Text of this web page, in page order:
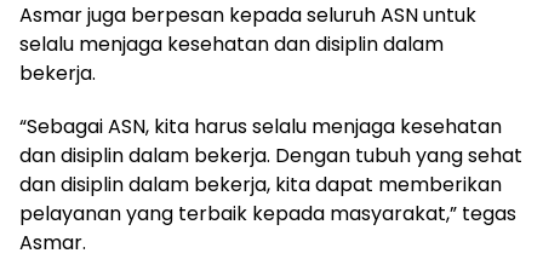
Asmar juga berpesan kepada seluruh ASN untuk
selalu menjaga kesehatan dan disiplin dalam
bekerja.
“Sebagai ASN, kita harus selalu menjaga kesehatan
dan disiplin dalam bekerja. Dengan tubuh yang sehat
dan disiplin dalam bekerja, kita dapat memberikan
pelayanan yang terbaik kepada masyarakat,” tegas
Asmar.